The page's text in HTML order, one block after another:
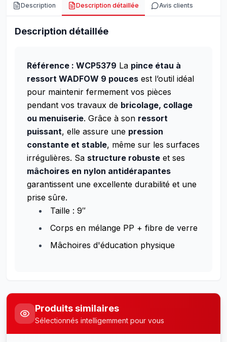
Description Description détaillée Avis clients
Description détaillée
Référence : WCP5379 La pince étau à
ressort WADFOW 9 pouces est l’outil idéal
pour maintenir fermement vos pièces
pendant vos travaux de bricolage, collage
ou menuiserie. Grâce à son ressort
puissant, elle assure une pression
constante et stable, même sur les surfaces
irrégulières. Sa structure robuste et ses
mâchoires en nylon antidérapantes
garantissent une excellente durabilité et une
prise sûre.
Taille : 9″
Corps en mélange PP + fibre de verre
Mâchoires d'éducation physique
Produits similaires
Sélectionnés intelligemment pour vous